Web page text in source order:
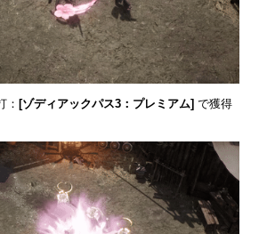
： [ゾディアックパス3：プレミアム]で獲得